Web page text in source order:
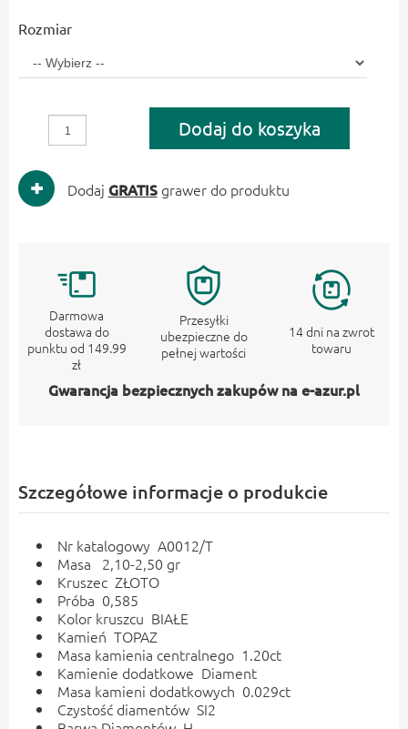
Rozmiar
Dodaj do koszyka
Dodaj GRATISgrawer do produktu
Darmowa
dostawa do
punktu od 149.99
zł
Przesyłki
ubezpieczne do
pełnej wartości
14 dni na zwrot
towaru
Gwarancja bezpiecznych zakupów na e-azur.pl
Szczegółowe informacje o produkcie
Nr katalogowy A0012/T
Masa 2,10-2,50 gr
Kruszec ZŁOTO
Próba 0,585
Kolor kruszcu BIAŁE
Kamień TOPAZ
Masa kamienia centralnego 1.20ct
Kamienie dodatkowe Diament
Masa kamieni dodatkowych 0.029ct
Czystość diamentów SI2